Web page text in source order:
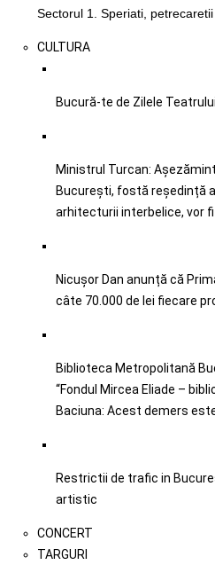
Sectorul 1. Speriati,
CULTURA
Bucură-te de Zilele
Ministrul Turcan:
București, fostă reședință
arhitecturii interbelice, vor
Nicușor Dan anunță că
câte 70.000 de lei fiecare
Biblioteca Metropolitană
“Fondul Mircea Eliade –
Baciuna: Acest demers
Restrictii de trafic in
artistic
CONCERT
TARGURI